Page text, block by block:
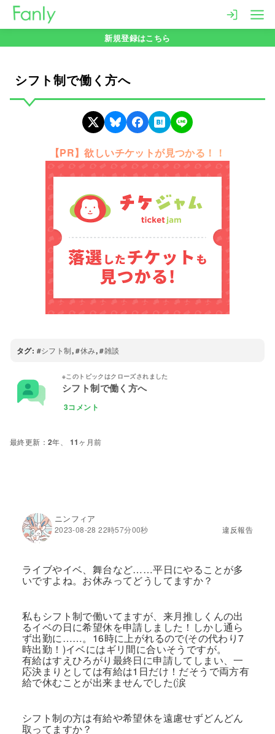
新規登録はこちら
シフト制で働く方へ
【PR】欲しいチケットが見つかる！！
タグ: シフト制, 休み, 雑談
シフト制で働く方へ
3コメント
2年、 11ヶ月前
ニンフィア
2023-08-28 22時57分00秒 違反報告
ライブやイベ、舞台など……平日にやることが多
いですよね。お休みってどうしてますか？
私もシフト制で働いてますが、来月推しくんの出
るイベの日に希望休を申請しました！しかし通ら
ず出勤に……。16時に上がれるので(その代わり7
時出勤！)イベにはギリ間に合いそうですが。
有給はすえひろがり最終日に申請してしまい、一
応決まりとしては有給は1日だけ！だそうで両方有
給で休むことが出来ませんでした(涙
シフト制の方は有給や希望休を遠慮せずどんどん
取ってますか？